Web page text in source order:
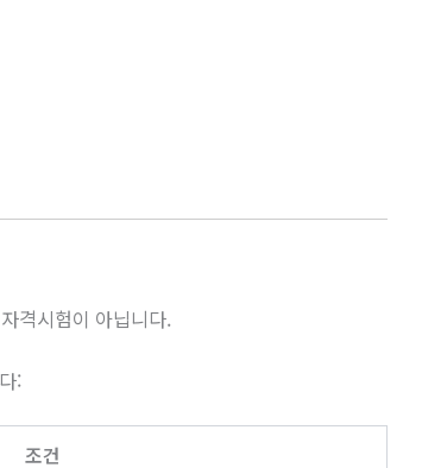
격시험이 아닙니다.
:
조건